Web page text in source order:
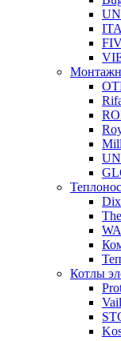
Котлы